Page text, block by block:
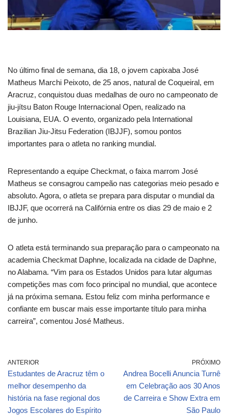
No último final de semana, dia 18, o jovem capixaba José
Matheus Marchi Peixoto, de 25 anos, natural de Coqueiral, em
Aracruz, conquistou duas medalhas de ouro no campeonato de
jiu-jítsu Baton Rouge Internacional Open, realizado na
Louisiana, EUA. O evento, organizado pela International
Brazilian Jiu-Jitsu Federation (IBJJF), somou pontos
importantes para o atleta no ranking mundial.
Representando a equipe Checkmat, o faixa marrom José
Matheus se consagrou campeão nas categorias meio pesado e
absoluto. Agora, o atleta se prepara para disputar o mundial da
IBJJF, que ocorrerá na Califórnia entre os dias 29 de maio e 2
de junho.
O atleta está terminando sua preparação para o campeonato na
academia Checkmat Daphne, localizada na cidade de Daphne,
no Alabama. “Vim para os Estados Unidos para lutar algumas
competições mas com foco principal no mundial, que acontece
já na próxima semana. Estou feliz com minha performance e
confiante em buscar mais esse importante título para minha
carreira”, comentou José Matheus.
ANTERIOR
Estudantes de Aracruz têm o
melhor desempenho da
história na fase regional dos
Jogos Escolares do Espírito
PRÓXIMO
Andrea Bocelli Anuncia Turnê
em Celebração aos 30 Anos
de Carreira e Show Extra em
São Paulo